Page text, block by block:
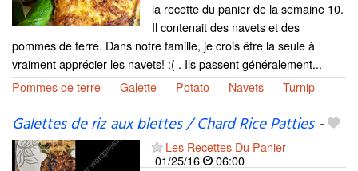
la recette du panier de la semaine 10.
Il contenait des navets et des
pommes de terre. Dans notre famille, je crois être la seule à
vraiment apprécier les navets! :( . Ils passent généralement...
Pommes de terre
Galette Potato Navets Turnip
Galettes de riz aux blettes / Chard Rice Patties-
Les Recettes Du Panier
01/25/16
06:00